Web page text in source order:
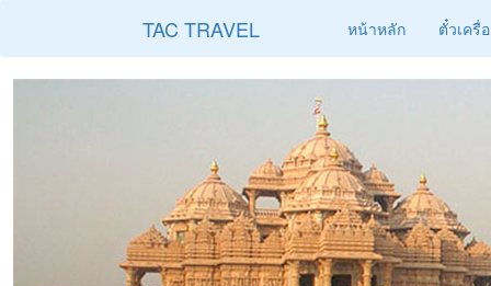
TAC TRAVEL หน้าหลัก ตั๋วเครื่